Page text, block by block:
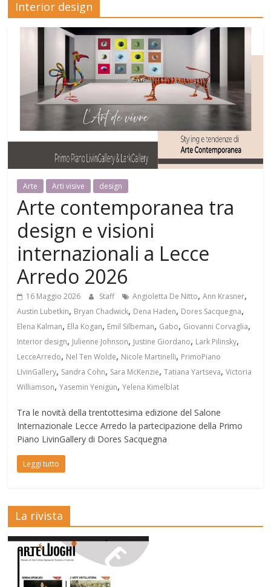
Mensile
curiosità
Interior design
Arte Arti visive design
Arte contemporanea tra
design e visioni
internazionali a Lecce
Arredo 2026
16 Maggio 2026 Staff Angioletta De Nitto,Ann Krasner,
Austin Lubetkin, Bryan Chadwick, Dena Haden, Dores Sacquegna,
Elena Kalman, Ella Kogan, Emil Silbeman, Gabo, Giovanni Corvaglia,
Interior design, Julienne Johnson, Justine Giordano, Lark Pilinsky,
LecceArredo, Nel Ten Wolde, Nicole Martinelli, PrimoPiano
LIvinGallery, Sandra Cohn, Sara McKenzie,Tatiana Yartseva,Victoria
Williamson,Yasemin Yenigün,Yelena Kimelblat
Tra le novità della trentottesima edizione del Salone
Internazionale Lecce Arredo la partecipazione della Primo
Piano LivinGallery di Dores Sacquegna
Leggi tutto
La rivista